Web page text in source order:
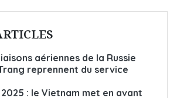
aériennes de la Russie
reprennent du service
: le Vietnam met en avant